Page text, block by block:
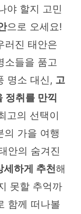
야 할지 고민
으로 오세요!
러진 태안은
소들을 품고
명소 대신, 고
정취를 만끽
고의 선택이
의 가을 여행
안의 숨겨진
세하게 추천해
못할 추억까
함께 떠나볼